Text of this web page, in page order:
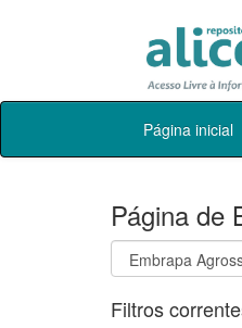
Skip
Página inicial
Página de
Filtros